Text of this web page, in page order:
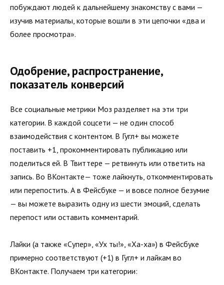
побуждают людей к дальнейшему знакомству с вами —
изучив материалы, которые вошли в эти цепочки «два и
более просмотра».
Одобрение, распространение,
показатель конверсий
Все социальные метрики Моз разделяет на эти три
категории. В каждой соцсети — не один способ
взаимодействия с контентом. В Гугл+ вы можете
поставить +1, прокомментировать публикацию или
поделиться ей. В Твиттере — ретвинуть или ответить на
запись. Во ВКонтакте— тоже лайкнуть, откомментировать
или перепостить. А в Фейсбуке — и вовсе полное безумие
— вы можете выразить одну из шести эмоций, сделать
перепост или оставить комментарий.
Лайки (а также «Супер», «Ух ты!», «Ха-ха») в Фейсбуке
примерно соответствуют (+1) в Гугл+ и лайкам во
ВКонтакте. Получаем три категории: